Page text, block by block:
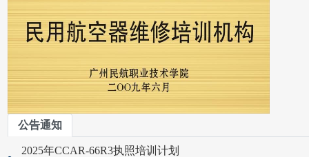
公告通知
2025年CCAR-66R3执照培训计划